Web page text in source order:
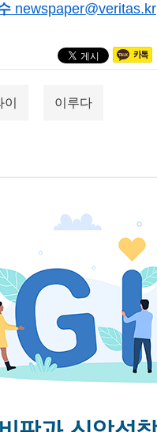
newspaper@veritas.kr
이루다